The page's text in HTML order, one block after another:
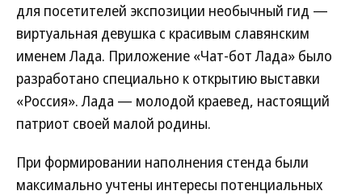
для посетителей экспозиции необычный гид —
виртуальная девушка с красивым славянским
именем Лада. Приложение «Чат-бот Лада» было
разработано специально к открытию выставки
«Россия». Лада — молодой краевед, настоящий
патриот своей малой родины.
При формировании наполнения стенда были
максимально учтены интересы потенциальных